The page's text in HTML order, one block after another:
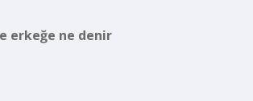
erkeğe ne denir